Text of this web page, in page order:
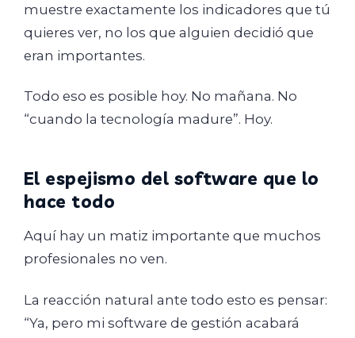
muestre exactamente los indicadores que tú
quieres ver, no los que alguien decidió que
eran importantes.
Todo eso es posible hoy. No mañana. No
“cuando la tecnología madure”. Hoy.
El espejismo del software que lo
hace todo
Aquí hay un matiz importante que muchos
profesionales no ven.
La reacción natural ante todo esto es pensar:
“Ya, pero mi software de gestión acabará